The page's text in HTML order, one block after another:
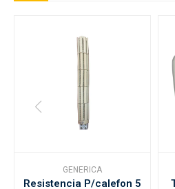
GENERICA
Resistencia P/calefon 5